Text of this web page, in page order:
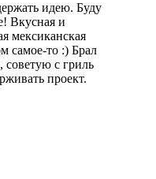
идею. Буду
Вкусная и
мексиканская
самое-то :) Брал
советую с гриль
проект.